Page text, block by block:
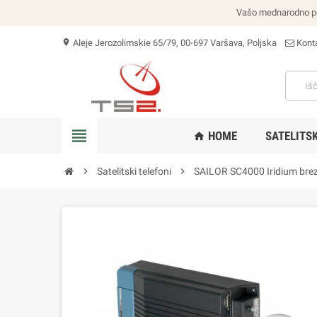
Vašo mednarodno
location_on Aleje Jerozolimskie 65/79, 00-697 Varšava, Poljska
view_headline home HOME
chevron_right Satelitski telefoni chevron_right SAILOR SC4000 Iridium